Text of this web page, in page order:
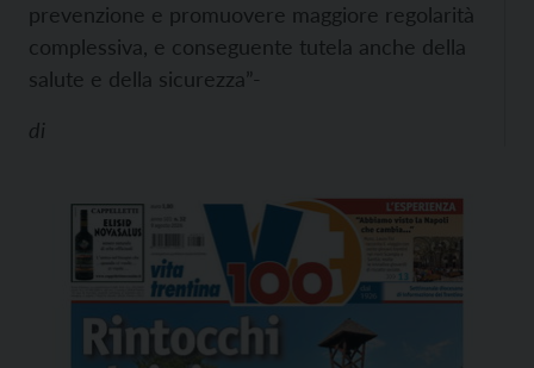
prevenzione e promuovere maggiore regolarità
complessiva, e conseguente tutela anche della
salute e della sicurezza”-
di